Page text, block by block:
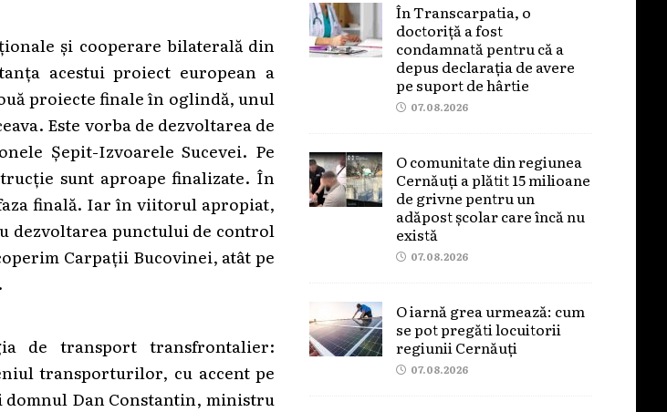
și cooperare bilaterală din
acestui proiect european a
proiecte finale în oglindă, unul
Este vorba de dezvoltarea de
Șepit-Izvoarele Sucevei. Pe
sunt aproape finalizate. În
finală. Iar în viitorul apropiat,
dezvoltarea punctului de control
Carpații Bucovinei, atât pe
de transport transfrontalier:
transporturilor, cu accent pe
domnul Dan Constantin, ministru
În Transcarpatia, o
doctoriță a fost
condamnată pentru că a
depus declarația de avere
pe suport de hârtie
07.08.2026
O comunitate din regiunea
Cernăuți a plătit 15 milioane
de grivne pentru un
adăpost școlar care încă nu
există
07.08.2026
O iarnă grea urmează: cum
se pot pregăti locuitorii
regiunii Cernăuți
07.08.2026